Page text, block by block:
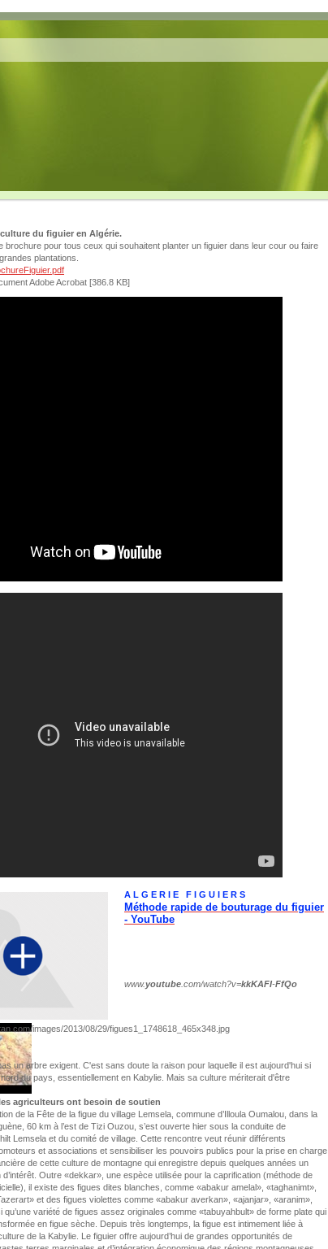
du figuier en Algérie.
brochure pour tous ceux qui souhaitent planter un figuier dans leur cour ou faire
plantations.
Adobe Acrobat [386.8 KB]
A L G E R I E F I G U I E R S
Méthode rapide de bouturage du figuier
- YouTube
www.youtube .com/watch?v=kkKAFI-FfQo
images/2013/08/29/figues1_1748618_465x348.jpg
un arbre exigent. C'est sans doute la raison pour laquelle il est aujourd'hui si
du pays, essentiellement en Kabylie. Mais sa culture mériterait d'être
agriculteurs ont besoin de soutien
de la Fête de la figue du village Lemsela, commune d’Illoula Oumalou, dans la
60 km à l’est de Tizi Ouzou, s’est ouverte hier sous la conduite de
Lemsela et du comité de village. Cette rencontre veut réunir différents
et associations et sensibiliser les pouvoirs publics pour la prise en charge
de cette culture de montagne qui enregistre depuis quelques années un
d’intérêt. Outre «dekkar», une espèce utilisée pour la caprification (méthode de
il existe des figues dites blanches, comme «abakur amelal», «taghanimt»,
et des figues violettes comme «abakur averkan», «ajanjar», «aranim»,
variété de figues assez originales comme «tabuyahbult» de forme plate qui
en figue sèche. Depuis très longtemps, la figue est intimement liée à
de la Kabylie. Le figuier offre aujourd’hui de grandes opportunités de